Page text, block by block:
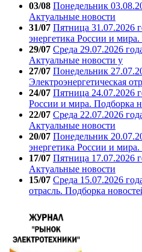
03/08 Понедельник
Актуальные новости
31/07 Пятница 31.07.2026
энергетика России и
29/07 Среда 29.07.2026
Актуальные новости у
27/07 Понедельник
Электроэнергетическая
24/07 Пятница 24.07.2026
России и мира. Подборка
22/07 Среда 22.07.2026
Актуальные новости
20/07 Понедельник
энергетика России и
17/07 Пятница 17.07.2026
Актуальные новости
15/07 Среда 15.07.2026
отрасль. Подборка